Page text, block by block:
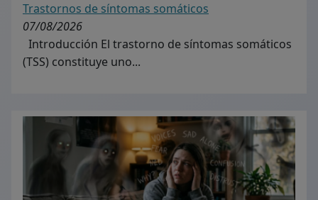
Trastornos de síntomas somáticos
07/08/2026
Introducción El trastorno de síntomas somáticos
(TSS) constituye uno...